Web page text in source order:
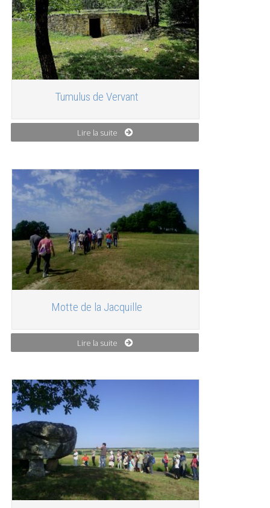
Tumulus de Vervant
Lire la suite
Motte de la Jacquille
Lire la suite